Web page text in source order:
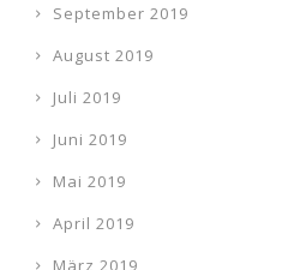
September 2019
August 2019
Juli 2019
Juni 2019
Mai 2019
April 2019
März 2019